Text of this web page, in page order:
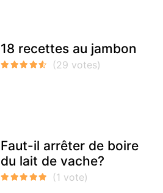
18 recettes au jambon
Faut-il arrêter de boire
du lait de vache?